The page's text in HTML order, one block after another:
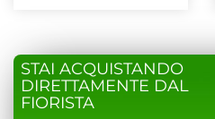
STAI ACQUISTANDO
DIRETTAMENTE DAL
FIORISTA